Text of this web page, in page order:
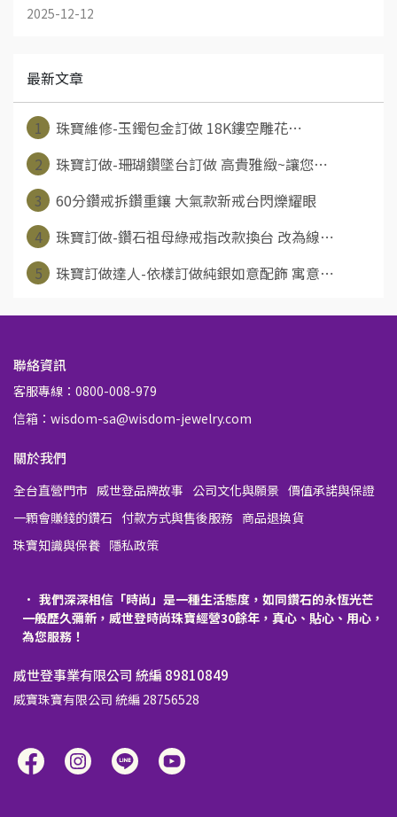
2025-12-12
最新文章
1
珠寶維修-玉鐲包金訂做 18K鏤空雕花⋯
2
珠寶訂做-珊瑚鑽墜台訂做 高貴雅緻~讓您⋯
3
60分鑽戒拆鑽重鑲 大氣款新戒台閃爍耀眼
4
珠寶訂做-鑽石祖母綠戒指改款換台 改為線⋯
5
珠寶訂做達人-依樣訂做純銀如意配飾 寓意⋯
聯絡資訊
客服專線：0800-008-979
信箱：wisdom-sa@wisdom-jewelry.com
關於我們
全台直營門市 威世登品牌故事 公司文化與願景 價值承諾與保證
一顆會賺錢的鑽石 付款方式與售後服務 商品退換貨
珠寶知識與保養 隱私政策
我們深深相信「時尚」是一種生活態度，如同鑽石的永恆光芒
一般歷久彌新，威世登時尚珠寶經營30餘年，真心、貼心、用心，
為您服務！
威世登事業有限公司 統編 89810849
威寶珠寶有限公司 統編 28756528